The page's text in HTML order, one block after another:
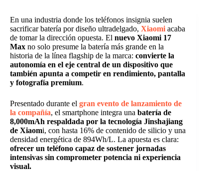
En una industria donde los teléfonos insignia suelen
sacrificar batería por diseño ultradelgado, Xiaomi acaba
de tomar la dirección opuesta. El nuevo Xiaomi 17
Max no solo presume la batería más grande en la
historia de la línea flagship de la marca: convierte la
autonomía en el eje central de un dispositivo que
también apunta a competir en rendimiento, pantalla
y fotografía premium.
Presentado durante el gran evento de lanzamiento de
la compañía, el smartphone integra una batería de
8,000mAh respaldada por la tecnología Jinshajiang
de Xiaomi, con hasta 16% de contenido de silicio y una
densidad energética de 894Wh/L. La apuesta es clara:
ofrecer un teléfono capaz de sostener jornadas
intensivas sin comprometer potencia ni experiencia
visual.